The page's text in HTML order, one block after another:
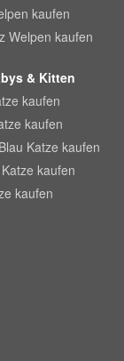
kaufen
Welpen kaufen
& Kitten
kaufen
kaufen
Katze kaufen
kaufen
kaufen